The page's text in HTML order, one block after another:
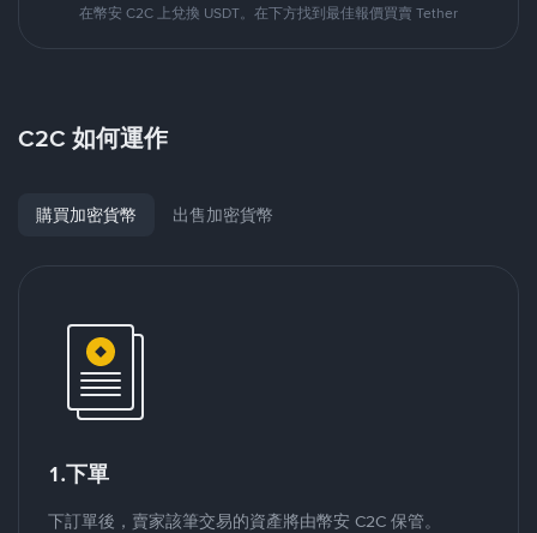
在幣安 C2C 上兌換 USDT。在下方找到最佳報價買賣 Tether
C2C 如何運作
購買加密貨幣 出售加密貨幣
1.下單
下訂單後，賣家該筆交易的資產將由幣安 C2C 保管。